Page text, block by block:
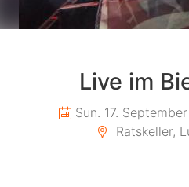
Live im
Sun. 17.
Ratskeller,